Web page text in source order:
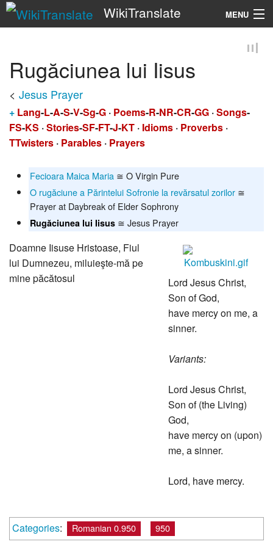
WikiTranslate MENU
Rugăciunea lui Iisus
< Jesus Prayer
+ Lang-L-A-S-V-Sg-G · Poems-R-NR-CR-GG ·Songs-
FS-KS ·Stories-SF-FT-J-KT · Idioms · Proverbs ·
TTwisters · Parables · Prayers
Fecioara Maica Maria ≅ O Virgin Pure
O rugăciune a Părintelui Sofronie la revărsatul zorilor ≅
Prayer at Daybreak of Elder Sophrony
Rugăciunea lui Iisus ≅ Jesus Prayer
Doamne Iisuse Hristoase, Fiul
lui Dumnezeu, miluieşte-mă pe
mine păcătosul
Lord Jesus Christ,
Son of God,
have mercy on me, a
sinner.
Variants:
Lord Jesus Christ,
Son of (the Living)
God,
have mercy on (upon)
me, a sinner.
Lord, have mercy.
Categories: Romanian 0.950 950